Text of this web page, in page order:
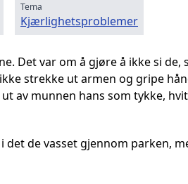
Tema
Kjærlighetsproblemer
Det var om å gjøre å ikke si
strekke ut armen og gripe
av munnen hans som tykke,
de vasset gjennom parken,